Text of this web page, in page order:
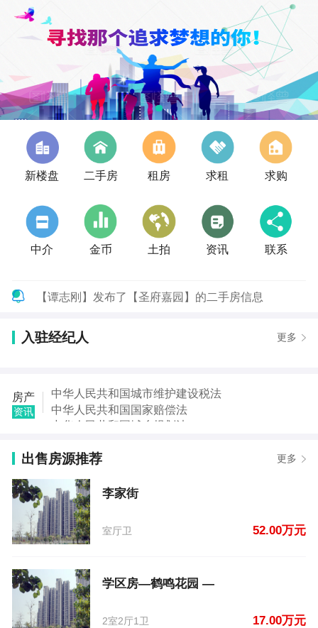
新楼盘 二手房 租房 求租 求购
中介 金币 土拍 资讯 联系
【谭志刚】发布了【圣府嘉园】的二手房信息
息
【郭女士】发布了【荆山西路与文化路交叉】的二手
息
【樊先生】发布了【酒城路与鹤鸣路交叉口】的租房
信息
【张先生】发布了【中原小区腾龙苑】的租房信息
【陈先生】发布了【伊川实验小学附近】的租房信息
【何群亮】发布了【李家街】的二手房信息
【王小姐】发布了【学区房—鹤鸣花园 —】的二手房
信息
入驻经纪人 更多
房产
资讯
中华人民共和国城市维护建设税法
中华人民共和国国家赔偿法
中华人民共和国城乡规划法
中华人民共和国继承法
中华人民共和国城市房地产管理法
中华人民共和国契税法
出售房源推荐 更多
李家街
室厅卫 52.00万元
学区房—鹤鸣花园 —
2室2厅1卫 17.00万元